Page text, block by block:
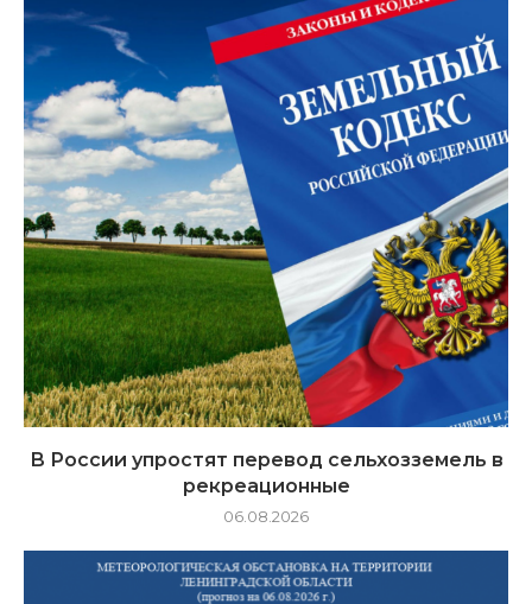
В России упростят перевод сельхозземель в
рекреационные
06.08.2026